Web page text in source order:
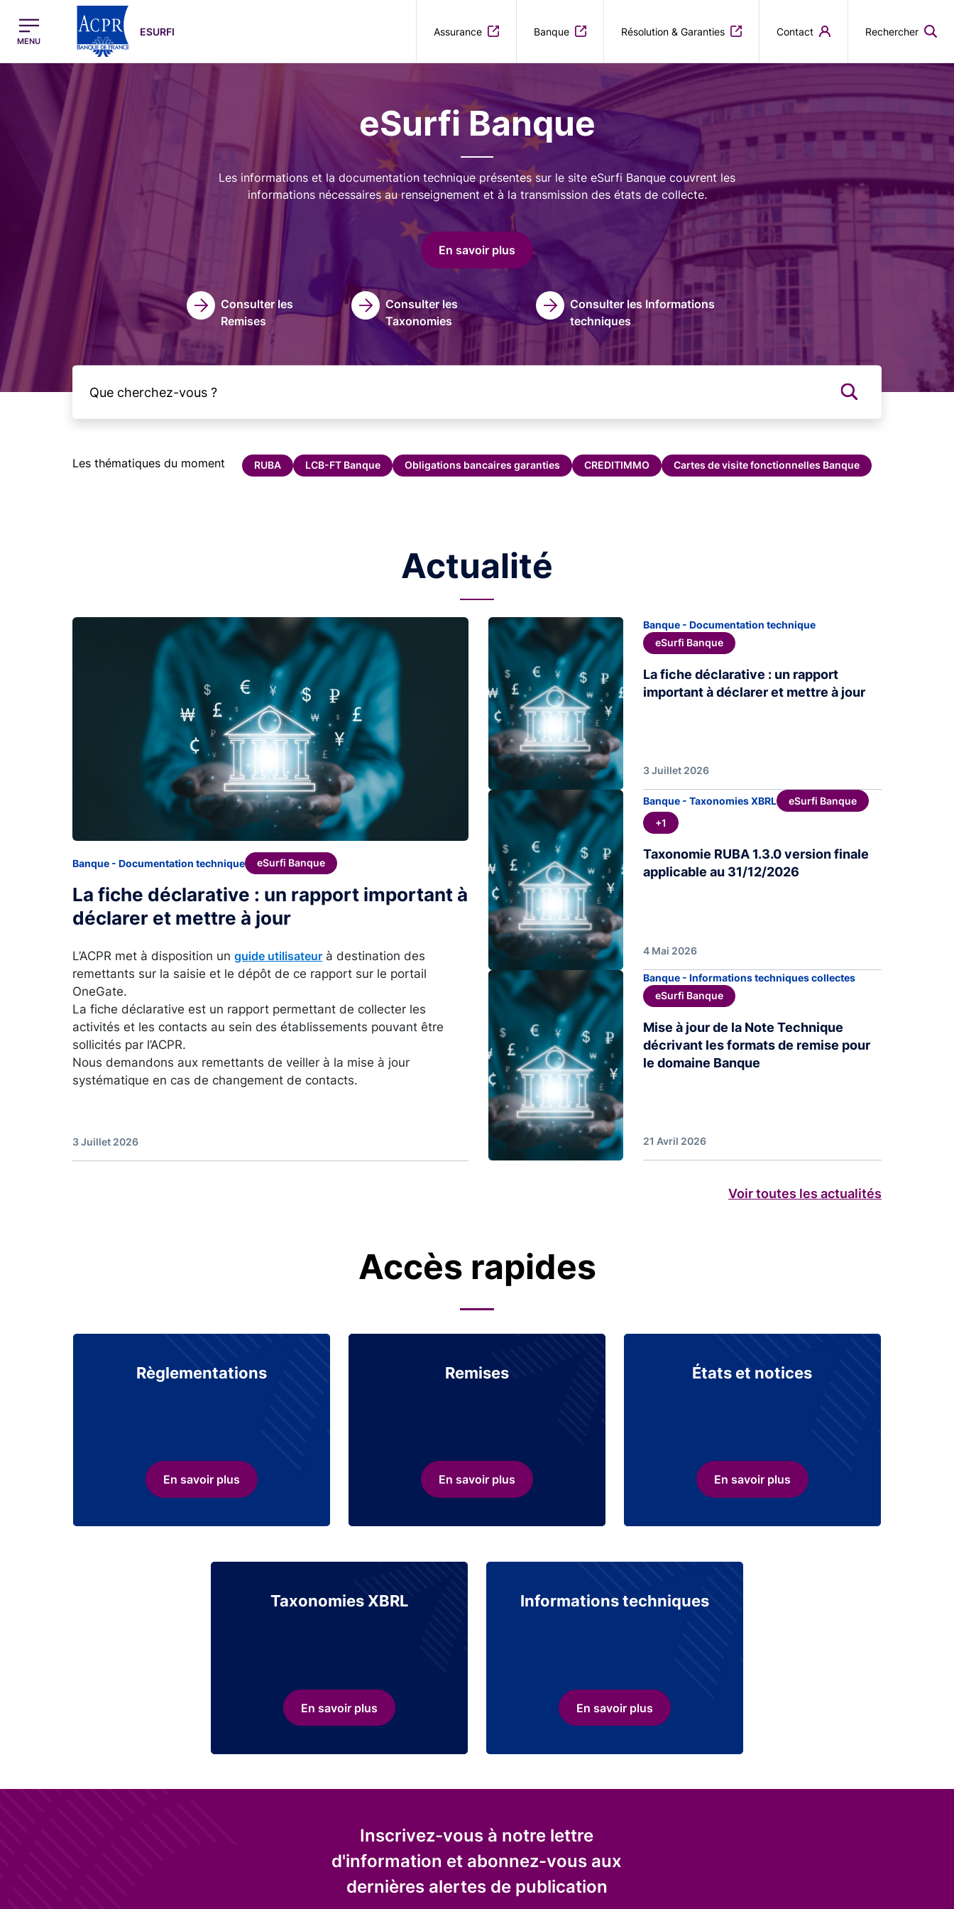
ESURFI Menu Principal
MENU
ESURFI Assurance Banque Résolution & Garanties Contact Rechercher
Image
eSurfi Banque
Les informations et la documentation technique présentes sur le site eSurfi Banque couvrent les
informations nécessaires au renseignement et à la transmission des états de collecte.
En savoir plus
Consulter les
Remises
Consulter les
Taxonomies
Consulter les Informations
techniques
Les thématiques du moment RUBA LCB-FT Banque Obligations bancaires garanties CREDITIMMO Cartes de visite fonctionnelles Banque
Actualité
Image
La fiche déclarative : un rapport important à
déclarer et mettre à jour
Banque - Documentation technique eSurfi Banque
L’ACPR met à disposition un guide utilisateur à destination des
remettants sur la saisie et le dépôt de ce rapport sur le portail
OneGate.
La fiche déclarative est un rapport permettant de collecter les
activités et les contacts au sein des établissements pouvant être
sollicités par l’ACPR.
Nous demandons aux remettants de veiller à la mise à jour
systématique en cas de changement de contacts.
3 Juillet 2026
Image
Banque - Documentation technique
eSurfi Banque
La fiche déclarative : un rapport
important à déclarer et mettre à jour
3 Juillet 2026
Image Banque - Taxonomies XBRL
eSurfi Banque
+1
Taxonomie RUBA 1.3.0 version finale
applicable au 31/12/2026
4 Mai 2026
Image
Banque - Informations techniques collectes
eSurfi Banque
Mise à jour de la Note Technique
décrivant les formats de remise pour
le domaine Banque
21 Avril 2026
Voir toutes les actualités
Accès rapides
Règlementations
En savoir plus
Remises
En savoir plus
États et notices
En savoir plus
Taxonomies XBRL
En savoir plus
Informations techniques
En savoir plus
Inscrivez-vous à notre lettre
d'information et abonnez-vous aux
dernières alertes de publication